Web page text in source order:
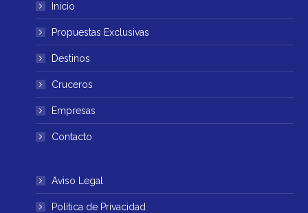
abre
una
ventana
se
abre
en
una
ventana
Inicio
Propuestas Exclusivas
Destinos
Cruceros
Empresas
Contacto
Aviso Legal
Política de Privacidad